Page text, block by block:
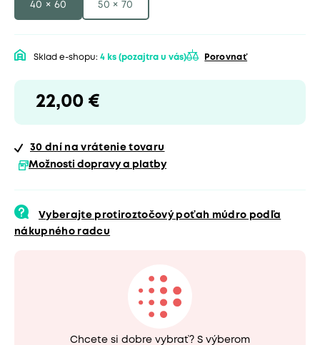
40 × 60 50 × 70
Sklad e-shopu: 4 ks (pozajtra u vás) Porovnať
22,00 €
30 dní na vrátenie tovaru
Možnosti dopravy a platby
Vyberajte protiroztočový poťah múdro podľa
nákupného radcu
Chcete si dobre vybrať? S výberom